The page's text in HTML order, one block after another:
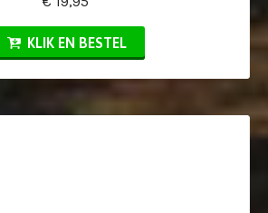
KLIK EN BESTEL